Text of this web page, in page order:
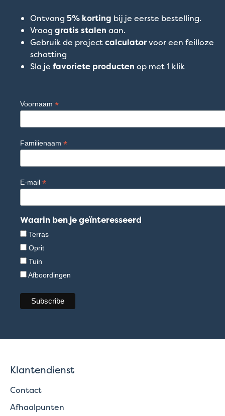
Ontvang 5% korting bij je eerste bestelling.
Vraag gratis stalen aan.
Gebruik de projectcalculatorvoor een feilloze
schatting
Sla je favoriete producten op met 1 klik
Voornaam *
Familienaam *
E-mail *
Waarin ben je geïnteresseerd
Terras
Oprit
Tuin
Afboordingen
Klantendienst
Contact
Afhaalpunten